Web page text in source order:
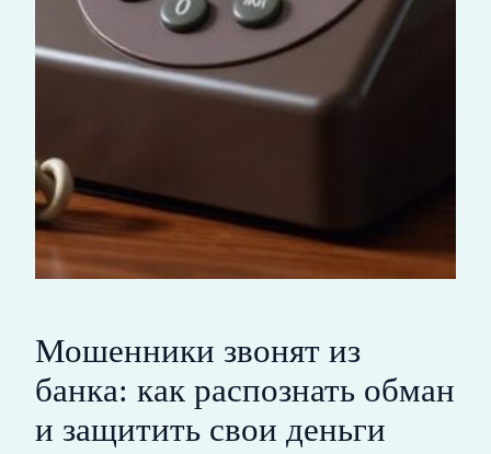
Мошенники звонят из
банка: как распознать обман
и защитить свои деньги